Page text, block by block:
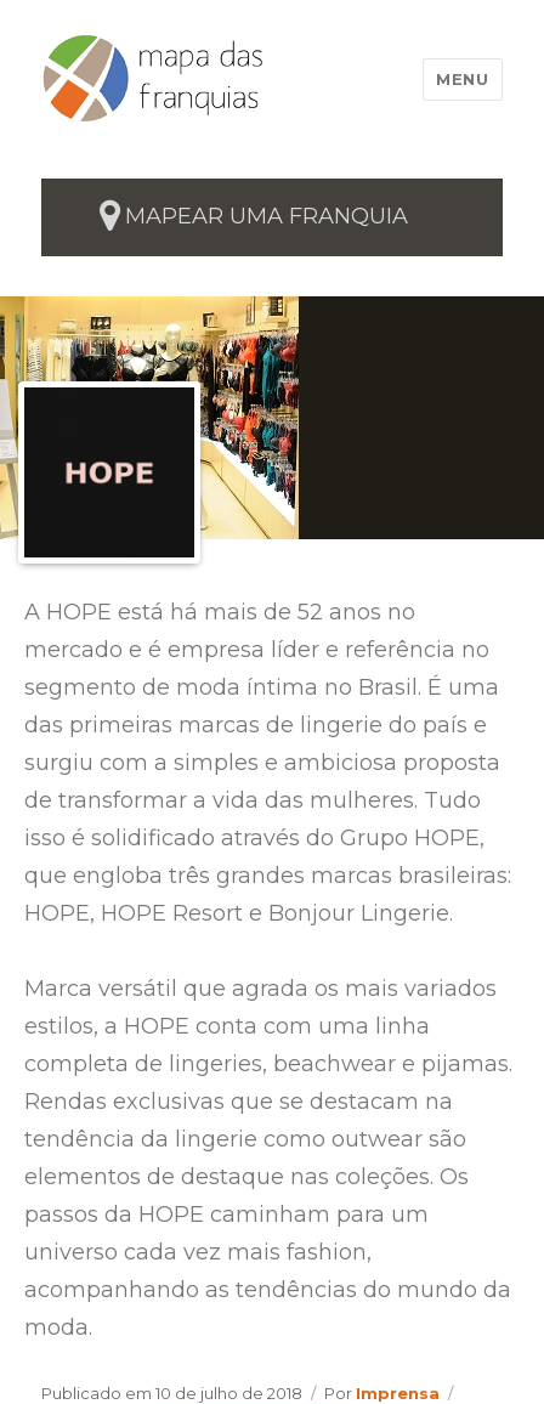
MENU
MAPEAR UMA FRANQUIA
A HOPE está há mais de 52 anos no
mercado e é empresa líder e referência no
segmento de moda íntima no Brasil. É uma
das primeiras marcas de lingerie do país e
surgiu com a simples e ambiciosa proposta
de transformar a vida das mulheres. Tudo
isso é solidificado através do Grupo HOPE,
que engloba três grandes marcas brasileiras:
HOPE, HOPE Resort e Bonjour Lingerie.
Marca versátil que agrada os mais variados
estilos, a HOPE conta com uma linha
completa de lingeries, beachwear e pijamas.
Rendas exclusivas que se destacam na
tendência da lingerie como outwear são
elementos de destaque nas coleções. Os
passos da HOPE caminham para um
universo cada vez mais fashion,
acompanhando as tendências do mundo da
moda.
Publicado em10 de julho de 2018 Por Author
Imprensa